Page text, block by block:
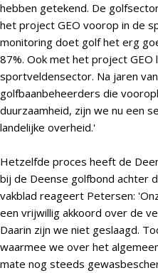
hebben getekend. De
het project GEO voorop in de
monitoring doet golf het erg
87%. Ook met het project GEO
sportveldensector. Na jaren
golfbaanbeheerders die
duurzaamheid, zijn we nu een
landelijke overheid.'
Hetzelfde proces heeft de
bij de Deense golfbond achter
vakblad reageert Petersen:
een vrijwillig akkoord over de
Daarin zijn we niet geslaagd.
waarmee we over het
mate nog steeds